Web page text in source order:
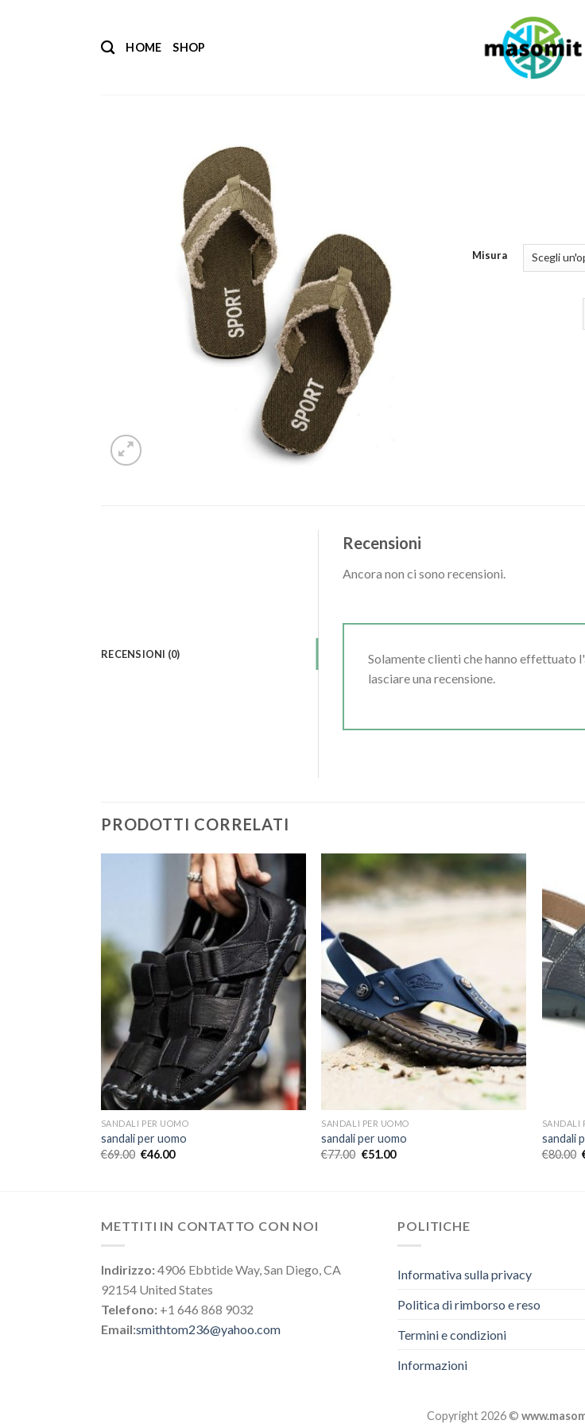
HOME SHOP
Misura
RECENSIONI (0)
Recensioni
Ancora non ci sono recensioni.
Solamente clienti che hanno effettuato
lasciare una recensione.
PRODOTTI CORRELATI
SANDALI PER UOMO
sandali per uomo
€69.00 €46.00
SANDALI PER UOMO
sandali per uomo
€77.00 €51.00
SANDALI
sandali
€80.00
METTITI IN CONTATTO CON NOI
Indirizzo:4906 Ebbtide Way, San Diego, CA
92154 United States
Telefono: +1 646 868 9032
Email:smithtom236@yahoo.com
POLITICHE
Informativa sulla privacy
Politica di rimborso e reso
Termini e condizioni
Informazioni
Copyright 2026 ©